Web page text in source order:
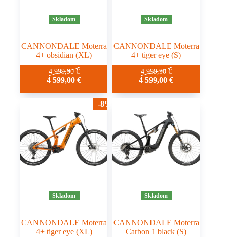
Skladom
CANNONDALE Moterra
4+ obsidian (XL)
4 999,90€
4 599,00€
Skladom
CANNONDALE Moterra
4+ tiger eye (S)
4 999,90€
4 599,00€
-8%
Skladom
CANNONDALE Moterra
4+ tiger eye (XL)
Skladom
CANNONDALE Moterra
Carbon 1 black (S)